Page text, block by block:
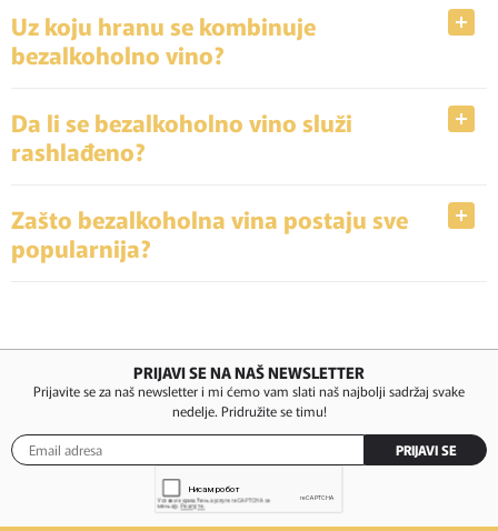
Uz koju hranu se kombinuje
bezalkoholno vino?
Da li se bezalkoholno vino služi
rashlađeno?
Zašto bezalkoholna vina postaju sve
popularnija?
PRIJAVI SE NA NAŠ NEWSLETTER
Prijavite se za naš newsletter i mi ćemo vam slati naš najbolji sadržaj svake
nedelje. Pridružite se timu!
PRIJAVI SE